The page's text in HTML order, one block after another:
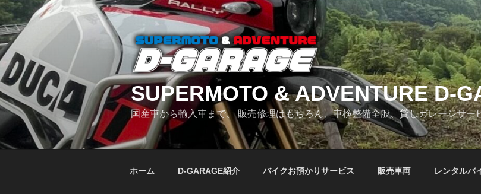
コ
ン
テ
ン
ツ
へ
ス
キ
ッ
SUPERMOTO & ADVENTURE D-
国産車から輸入車まで、 販売修理はもちろん、車検整備全般、貸しガレージサー
ホーム D-GARAGE紹介 バイクお預かりサービス 販売車両 レンタルバ